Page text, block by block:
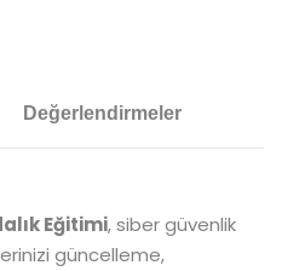
Değerlendirmeler
Eğitimi, siber güvenlik
güncelleme,